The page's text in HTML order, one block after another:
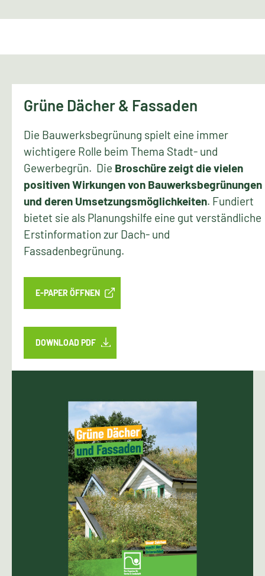
Grüne Dächer & Fassaden
Die Bauwerksbegrünung spielt eine immer
wichtigere Rolle beim Thema Stadt- und
Gewerbegrün. Die Broschüre zeigt die vielen
positiven Wirkungen von Bauwerksbegrünungen
und deren Umsetzungsmöglichkeiten. Fundiert
bietet sie als Planungshilfe eine gut verständliche
Erstinformation zur Dach- und
Fassadenbegrünung.
E-PAPER ÖFFNEN
DOWNLOAD PDF